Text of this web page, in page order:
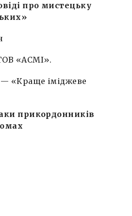
про мистецьку
«АСМІ».
«Краще іміджеве
прикордонників